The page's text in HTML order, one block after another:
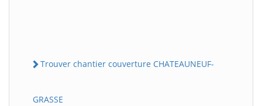
Trouver chantier couverture CHATEAUNEUF-
GRASSE